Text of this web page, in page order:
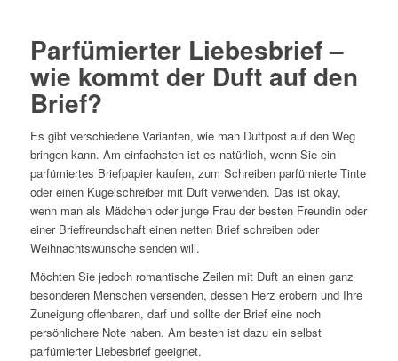
Parfümierter Liebesbrief –
wie kommt der Duft auf den
Brief?
Es gibt verschiedene Varianten, wie man Duftpost auf den Weg
bringen kann. Am einfachsten ist es natürlich, wenn Sie ein
parfümiertes Briefpapier kaufen, zum Schreiben parfümierte Tinte
oder einen Kugelschreiber mit Duft verwenden. Das ist okay,
wenn man als Mädchen oder junge Frau der besten Freundin oder
einer Brieffreundschaft einen netten Brief schreiben oder
Weihnachtswünsche senden will.
Möchten Sie jedoch romantische Zeilen mit Duft an einen ganz
besonderen Menschen versenden, dessen Herz erobern und Ihre
Zuneigung offenbaren, darf und sollte der Brief eine noch
persönlichere Note haben. Am besten ist dazu ein selbst
parfümierter Liebesbrief geeignet.